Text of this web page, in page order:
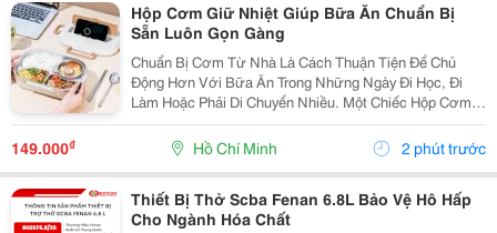
Hộp Cơm Giữ Nhiệt Giúp Bữa Ăn Chuẩn Bị
Sẵn Luôn Gọn Gàng
Chuẩn Bị Cơm Từ Nhà Là Cách Thuận Tiện Để Chủ
Động Hơn Với Bữa Ăn Trong Những Ngày Đi Học, Đi
Làm Hoặc Phải Di Chuyển Nhiều. Một Chiếc Hộp Cơm
Giữ Nhiệt Phù Hợp Sẽ Giúp Các Món Ăn Được Sắp Xếp
Ngăn Nắp Và Dễ Dàng Mang Theo. Chọn Hộp Có Ngăn
Phù Hợp...
149.000₫ Hồ Chí Minh 2 phút trước
Thiết Bị Thở Scba Fenan 6.8L Bảo Vệ Hô Hấp
Cho Ngành Hóa Chất